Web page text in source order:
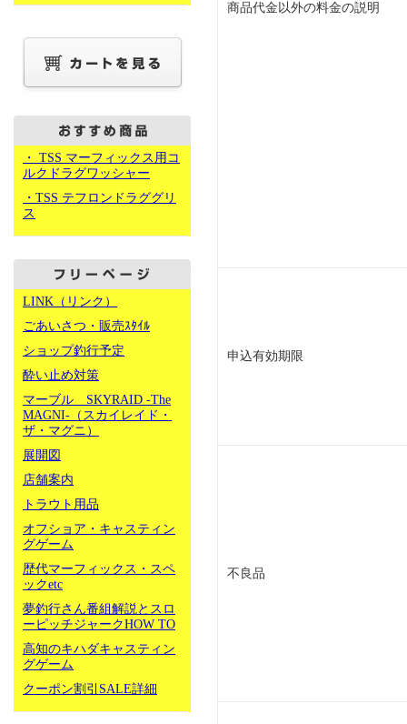
・ TSS マーフィックス用コ
ルクドラグワッシャー
・TSS テフロンドラググリ
ス
LINK（リンク）
ごあいさつ・販売ｽﾀｲﾙ
ショップ釣行予定
酔い止め対策
マーブル SKYRAID -The
MAGNI-（スカイレイド・
ザ・マグニ）
展開図
店舗案内
トラウト用品
オフショア・キャスティン
グゲーム
歴代マーフィックス・スペ
ックetc
夢釣行さん番組解説とスロ
ーピッチジャークHOW TO
高知のキハダキャスティン
グゲーム
クーポン割引SALE詳細
商品代金以外の料金の説明
申込有効期限
不良品